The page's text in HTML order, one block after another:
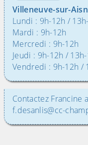
Villeneuve-sur-
Lundi : 9h-12h /
Mardi : 9h-12h
Mercredi : 9h-12h
Jeudi : 9h-12h /
Vendredi : 9h-12h /
Contactez Francine
f.desanlis@cc-